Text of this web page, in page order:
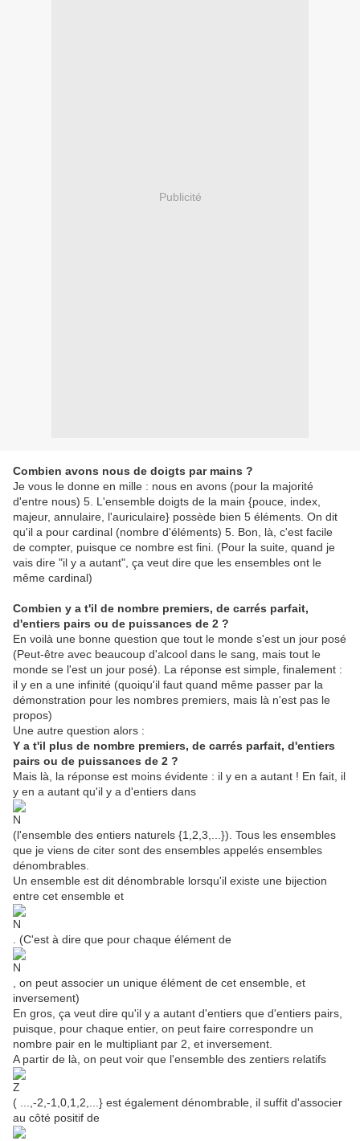
Publicité
Combien avons nous de doigts par mains ?
Je vous le donne en mille : nous en avons (pour la majorité
d'entre nous) 5. L'ensemble doigts de la main {pouce, index,
majeur, annulaire, l'auriculaire} possède bien 5 éléments. On dit
qu'il a pour cardinal (nombre d'éléments) 5. Bon, là, c'est facile
de compter, puisque ce nombre est fini. (Pour la suite, quand je
vais dire "il y a autant", ça veut dire que les ensembles ont le
même cardinal)
Combien y a t'il de nombre premiers, de carrés parfait,
d'entiers pairs ou de puissances de 2 ?
En voilà une bonne question que tout le monde s'est un jour posé
(Peut-être avec beaucoup d'alcool dans le sang, mais tout le
monde se l'est un jour posé). La réponse est simple, finalement :
il y en a une infinité (quoiqu'il faut quand même passer par la
démonstration pour les nombres premiers, mais là n'est pas le
propos)
Une autre question alors :
Y a t'il plus de nombre premiers, de carrés parfait, d'entiers
pairs ou de puissances de 2 ?
Mais là, la réponse est moins évidente : il y en a autant ! En fait, il
y en a autant qu'il y a d'entiers dans
(l'ensemble des entiers naturels {1,2,3,...}). Tous les ensembles
que je viens de citer sont des ensembles appelés ensembles
dénombrables.
Un ensemble est dit dénombrable lorsqu'il existe une bijection
entre cet ensemble et
. (C'est à dire que pour chaque élément de
, on peut associer un unique élément de cet ensemble, et
inversement)
En gros, ça veut dire qu'il y a autant d'entiers que d'entiers pairs,
puisque, pour chaque entier, on peut faire correspondre un
nombre pair en le multipliant par 2, et inversement.
A partir de là, on peut voir que l'ensemble des zentiers relatifs
( ...,-2,-1,0,1,2,...} est également dénombrable, il suffit d'associer
au côté positif de